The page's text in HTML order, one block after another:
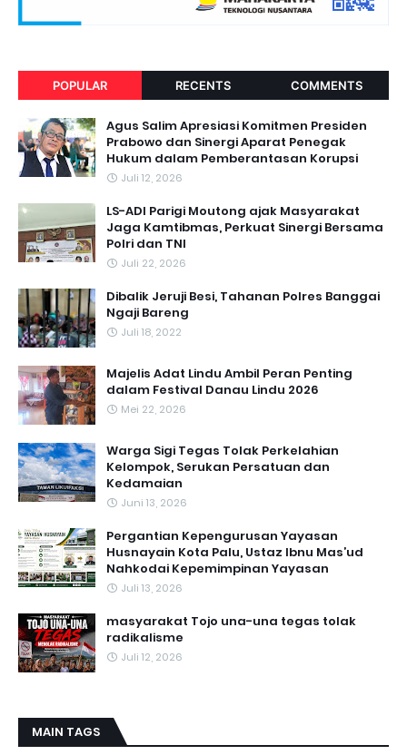
POPULAR RECENTS COMMENTS
Agus Salim Apresiasi Komitmen Presiden
Prabowo dan Sinergi Aparat Penegak
Hukum dalam Pemberantasan Korupsi
Juli 12, 2026
LS-ADI Parigi Moutong ajak Masyarakat
Jaga Kamtibmas, Perkuat Sinergi Bersama
Polri dan TNI
Juli 22, 2026
Dibalik Jeruji Besi, Tahanan Polres Banggai
Ngaji Bareng
Juli 18, 2022
Majelis Adat Lindu Ambil Peran Penting
dalam Festival Danau Lindu 2026
Mei 22, 2026
Warga Sigi Tegas Tolak Perkelahian
Kelompok, Serukan Persatuan dan
Kedamaian
Juni 13, 2026
Pergantian Kepengurusan Yayasan
Husnayain Kota Palu, Ustaz Ibnu Mas’ud
Nahkodai Kepemimpinan Yayasan
Juli 13, 2026
masyarakat Tojo una-una tegas tolak
radikalisme
Juli 12, 2026
MAIN TAGS